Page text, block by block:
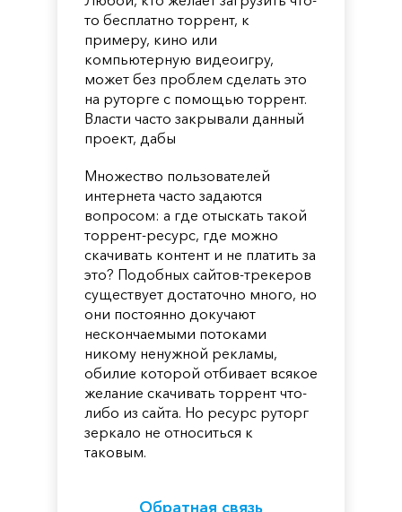
то бесплатно торрент, к
примеру, кино или
компьютерную видеоигру,
может без проблем сделать это
на руторге с помощью торрент.
Власти часто закрывали данный
проект, дабы
Множество пользователей
интернета часто задаются
вопросом: а где отыскать такой
торрент-ресурс, где можно
скачивать контент и не платить за
это? Подобных сайтов-трекеров
существует достаточно много, но
они постоянно докучают
нескончаемыми потоками
никому ненужной рекламы,
обилие которой отбивает всякое
желание скачивать торрент что-
либо из сайта. Но ресурс руторг
зеркало не относиться к
таковым.
Обратная связь